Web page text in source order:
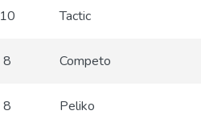
10 Tactic
8 Competo
8 Peliko